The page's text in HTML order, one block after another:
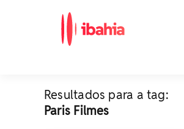
Resultados para a tag:
Paris Filmes